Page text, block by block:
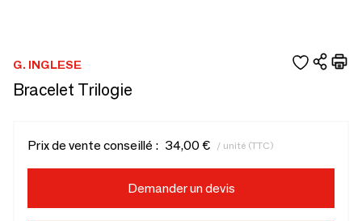
G. INGLESE
Bracelet Trilogie
Prix de vente conseillé : 34,00 € / unité (TTC)
Demander un devis